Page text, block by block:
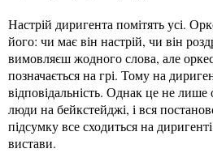
Настрій диригента помітять усі.
його: чи має він настрій, чи він
вимовляєш жодного слова, але
позначається на грі. Тому на
відповідальність. Однак це не лише
люди на бейкстейджі, і вся
підсумку все сходиться на
вистави.